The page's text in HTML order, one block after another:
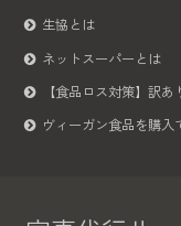
生協とは
ネットスーパーとは
【食品ロス対策】訳
ヴィーガン食品を購入